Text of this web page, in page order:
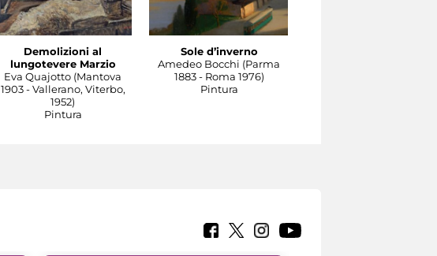
Demolizioni al
lungotevere Marzio
Eva Quajotto (Mantova
1903 - Vallerano, Viterbo,
1952)
Pintura
Sole d’inverno
Amedeo Bocchi (Parma
1883 - Roma 1976)
Pintura